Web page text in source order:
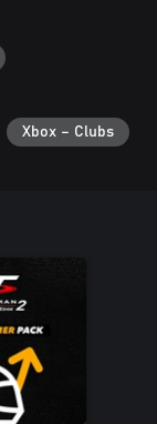
Xbox – Clubs